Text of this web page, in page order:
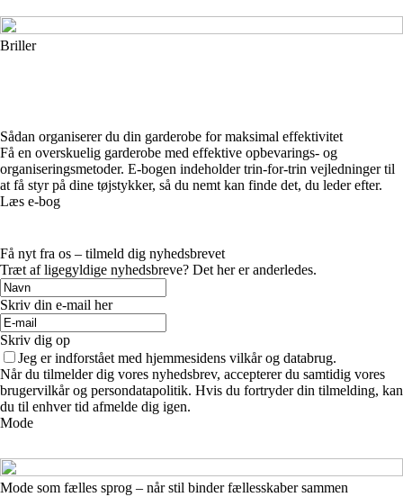
Briller
Sådan organiserer du din garderobe for maksimal effektivitet
Få en overskuelig garderobe med effektive opbevarings- og
organiseringsmetoder. E-bogen indeholder trin-for-trin vejledninger til
at få styr på dine tøjstykker, så du nemt kan finde det, du leder efter.
Læs e-bog
Få nyt fra os – tilmeld dig nyhedsbrevet
Træt af ligegyldige nyhedsbreve? Det her er anderledes.
Skriv din e-mail her
Skriv dig op
Jeg er indforstået med hjemmesidens vilkår og databrug.
Når du tilmelder dig vores nyhedsbrev, accepterer du samtidig vores
brugervilkår og persondatapolitik. Hvis du fortryder din tilmelding, kan
du til enhver tid afmelde dig igen.
Mode
Mode som fælles sprog – når stil binder fællesskaber sammen